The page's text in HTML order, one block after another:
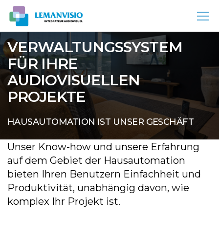
VERWALTUNGSSYSTEM
FÜR IHRE
AUDIOVISUELLEN
PROJEKTE
HAUSAUTOMATION IST UNSER GESCHÄFT
Unser Know-how und unsere Erfahrung
auf dem Gebiet der Hausautomation
bieten Ihren Benutzern Einfachheit und
Produktivität, unabhängig davon, wie
komplex Ihr Projekt ist.